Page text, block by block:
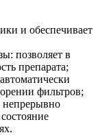
и обеспечивает
позволяет в
препарата;
фильтров;
непрерывно